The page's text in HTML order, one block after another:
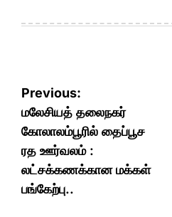
Post
navigation
Previous:
மலேசியத் தலைநகர்
கோலாலம்பூரில் தைப்பூச
ரத ஊர்வலம் :
லட்சக்கணக்கான மக்கள்
பங்கேற்பு..